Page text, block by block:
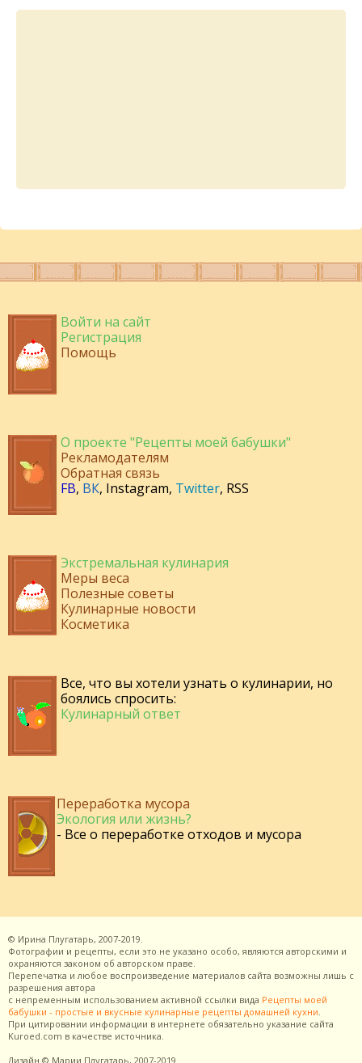
Войти на сайт
Регистрация
Помощь
О проекте "Рецепты моей бабушки"
Рекламодателям
Обратная связь
FB, ВК, Instagram, Twitter, RSS
Экстремальная кулинария
Меры веса
Полезные советы
Кулинарные новости
Косметика
Все, что вы хотели узнать о кулинарии, но
боялись спросить:
Кулинарный ответ
Переработка мусора
Экология или жизнь?
- Все о переработке отходов и мусора
© Ирина Плугатарь, 2007-2019.
Фотографии и рецепты, если это не указано особо, являются авторскими и
охраняются законом об авторском праве.
Перепечатка и любое воспроизведение материалов сайта возможны лишь с
разрешения автора
с непременным использованием активной ссылки вида Рецепты моей
бабушки - простые и вкусные кулинарные рецепты домашней кухни.
При цитировании информации в интернете обязательно указание сайта
Kuroed.com в качестве источника.
Дизайн © Марии Плугатарь, 2007-2019